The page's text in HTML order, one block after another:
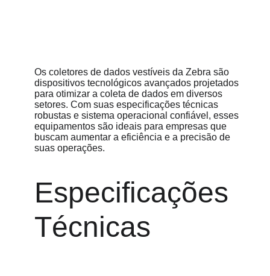
Os coletores de dados vestíveis da Zebra são
dispositivos tecnológicos avançados projetados
para otimizar a coleta de dados em diversos
setores. Com suas especificações técnicas
robustas e sistema operacional confiável, esses
equipamentos são ideais para empresas que
buscam aumentar a eficiência e a precisão de
suas operações.
Especificações
Técnicas